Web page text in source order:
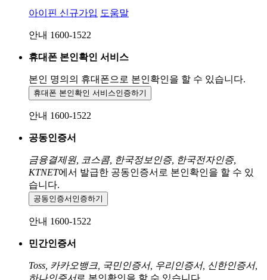
아이핀 신규가입 도움말
안내 1600-1522
휴대폰 본인확인 서비스
본인 명의의 휴대폰으로 본인확인을 할 수 있습니다.
휴대폰 본인확인 서비스인증하기
안내 1600-1522
공동인증서
금융결제원, 코스콤, 한국정보인증, 한국전자인증,
KTNET에서 발급한 공동인증서로 본인확인을 할 수 있
습니다.
공동인증서 인증하기
안내 1600-1522
민간인증서
Toss, 카카오뱅크, 국민인증서, 우리인증서, 신한인증서,